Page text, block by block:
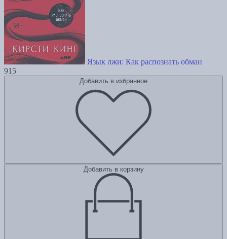
Язык лжи: Как распознать обман
915
Добавить в избранное
Добавить в корзину